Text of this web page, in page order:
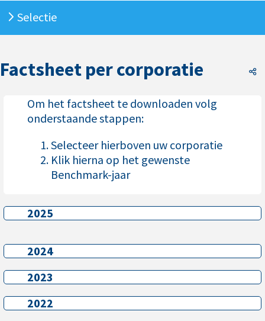
Selectie
Factsheet per corporatie
Om het factsheet te downloaden volg
onderstaande stappen:
Selecteer hierboven uw corporatie
Klik hierna op het gewenste
Benchmark-jaar
2025
2025
2024
2024
2023
2023
2022
2022